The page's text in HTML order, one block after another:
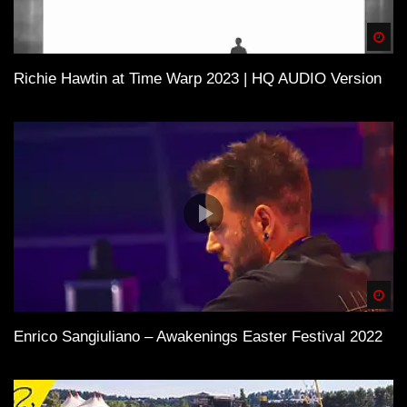
Richie Hawtin at Time Warp 2023 | HQ AUDIO Version
Enrico Sangiuliano – Awakenings Easter Festival 2022